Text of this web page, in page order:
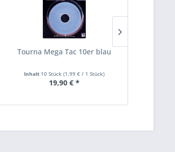
Tourna Mega Tac 10er blau
Inhalt 10 Stück(1,99 € / 1 Stück)
19,90 € *